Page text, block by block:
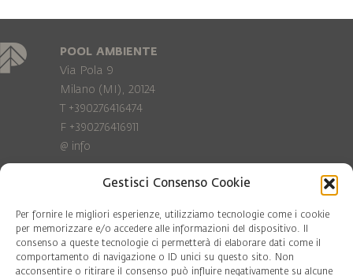
Gestisci Consenso Cookie
Per fornire le migliori esperienze, utilizziamo tecnologie come i cookie
per memorizzare e/o accedere alle informazioni del dispositivo. Il
consenso a queste tecnologie ci permetterà di elaborare dati come il
comportamento di navigazione o ID unici su questo sito. Non
acconsentire o ritirare il consenso può influire negativamente su alcune
POOL AMBIENTE
Via Pola 9
Milano (MI), 20124
T +390276416474
F +390276416911
@ info
Privacy Policy
Cookie policy
COD. FISC. 97081560159
P.IVA 06375640965